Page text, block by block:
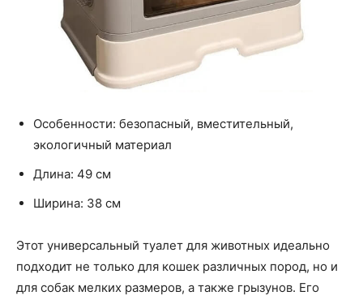
Особенности: безопасный, вместительный,
экологичный материал
Длина: 49 см
Ширина: 38 см
Этот универсальный туалет для животных идеально
подходит не только для кошек различных пород, но и
для собак мелких размеров, а также грызунов. Его